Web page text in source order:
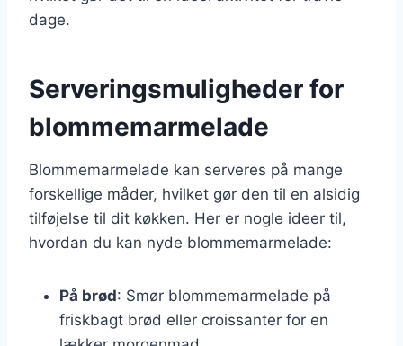
dage.
Serveringsmuligheder for
blommemarmelade
Blommemarmelade kan serveres på mange
forskellige måder, hvilket gør den til en alsidig
tilføjelse til dit køkken. Her er nogle ideer til,
hvordan du kan nyde blommemarmelade:
På brød: Smør blommemarmelade på
friskbagt brød eller croissanter for en